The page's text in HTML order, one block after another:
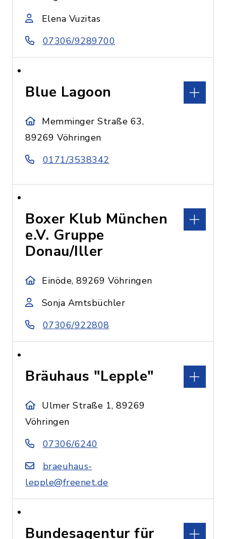
Elena Vuzitas
07306/9289700
Blue Lagoon
Memminger Straße 63,
89269 Vöhringen
0171/3538342
Boxer Klub München
e.V. Gruppe
Donau/Iller
Einöde, 89269 Vöhringen
Sonja Amtsbüchler
07306/922808
Bräuhaus "Lepple"
Ulmer Straße 1, 89269
Vöhringen
07306/6240
braeuhaus-
lepple@freenet.de
Bundesagentur für